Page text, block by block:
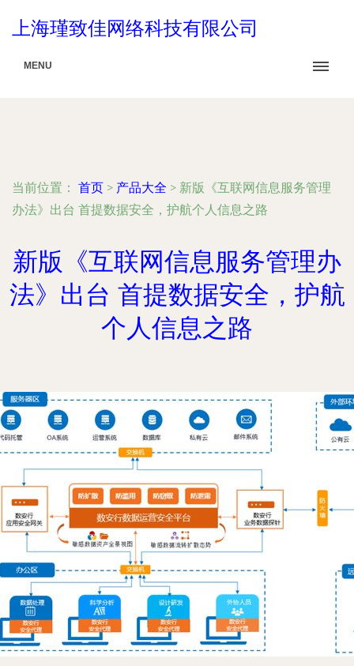
上海瑾致佳网络科技有限公司
MENU
当前位置： 首页 > 产品大全 > 新版《互联网信息服务管理
办法》出台 首提数据安全，护航个人信息之路
新版《互联网信息服务管理办
法》出台 首提数据安全，护航
个人信息之路